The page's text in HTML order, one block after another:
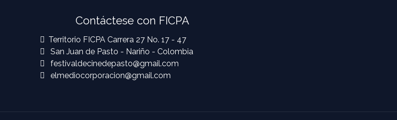
Contáctese con FICPA
Territorio FICPA Carrera 27 No. 17 - 47
San Juan de Pasto - Nariño - Colombia
festivaldecinedepasto@gmail.com
elmediocorporacion@gmail.com